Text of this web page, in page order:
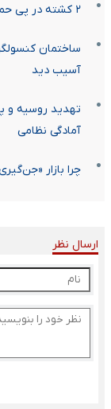
۲ کشته در پی حمله روسیه به کی‌یف
ساختمان
آسیب دید
تهدید روسیه و
آمادگی نظامی
چرا بازار
ارسال نظر